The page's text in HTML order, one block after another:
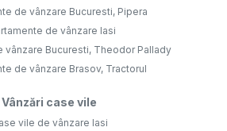
de vânzare Bucuresti, Pipera
de vânzare Iasi
vânzare Bucuresti, Theodor Pallady
de vânzare Brasov, Tractorul
Vânzări case vile
vile de vânzare Iasi